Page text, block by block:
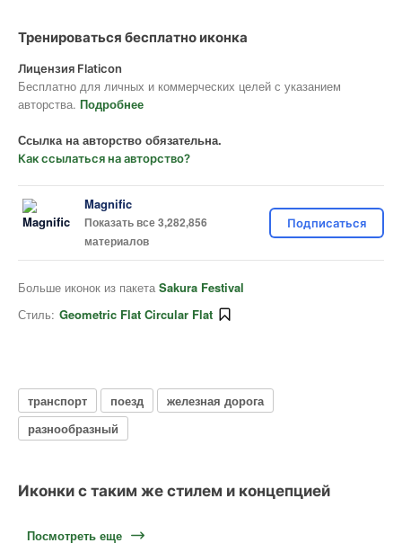
Тренироваться бесплатно иконка
Лицензия Flaticon
Бесплатно для личных и коммерческих целей с указанием
авторства. Подробнее
Ссылка на авторство обязательна.
Как ссылаться на авторство?
Magnific
Показать все 3,282,856
материалов
Подписаться
Больше иконок из пакета Sakura Festival
Стиль: Geometric Flat Circular Flat
транспорт поезд
железная дорога
разнообразный
Иконки с таким же стилем и концепцией
Посмотреть еще